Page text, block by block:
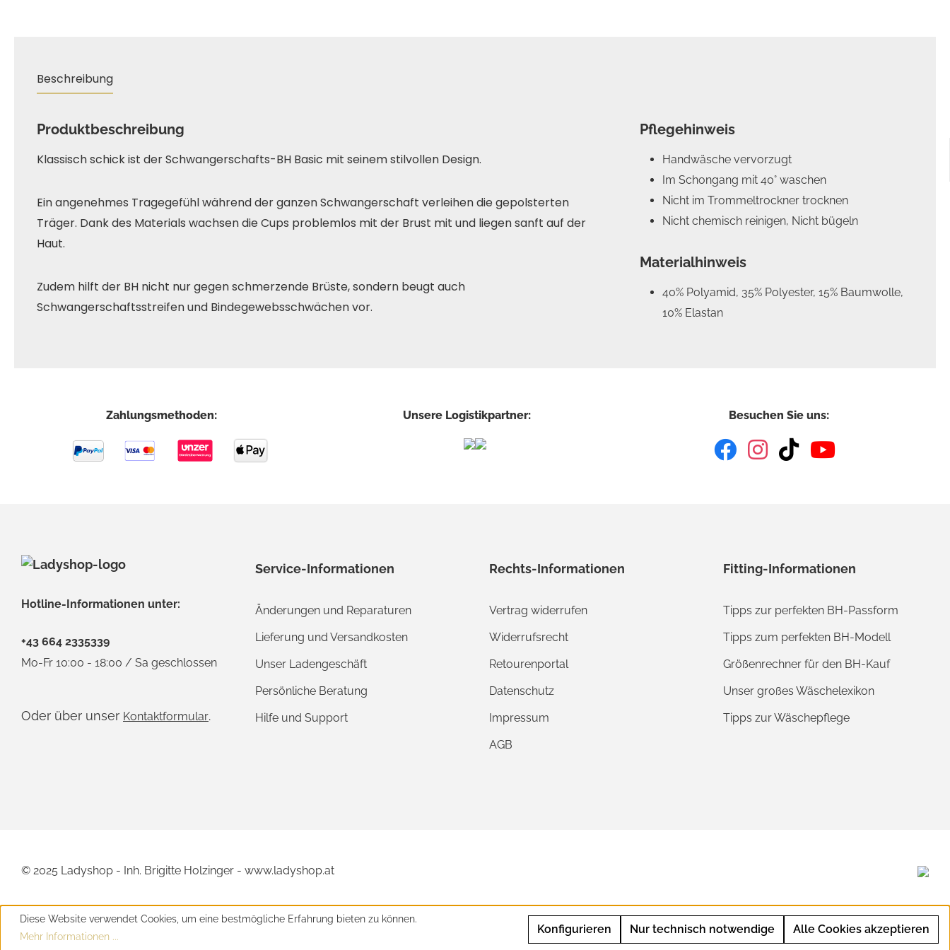
Beschreibung
Produktbeschreibung
Klassisch schick ist der Schwangerschafts-BH Basic mit seinem stilvollen Design.
Ein angenehmes Tragegefühl während der ganzen Schwangerschaft verleihen die gepolsterten
Träger. Dank des Materials wachsen die Cups problemlos mit der Brust mit und liegen sanft auf der
Haut.
Zudem hilft der BH nicht nur gegen schmerzende Brüste, sondern beugt auch
Schwangerschaftsstreifen und Bindegewebsschwächen vor.
Pflegehinweis
Handwäsche vervorzugt
Im Schongang mit 40° waschen
Nicht im Trommeltrockner trocknen
Nicht chemisch reinigen, Nicht bügeln
Materialhinweis
40% Polyamid, 35% Polyester, 15% Baumwolle,
10% Elastan
Zahlungsmethoden: Unsere Logistikpartner: Besuchen Sie uns:
Hotline-Informationen unter:
+43 664 2335339
Mo-Fr 10:00 - 18:00 / Sa geschlossen
Oder über unser Kontaktformular.
Service-Informationen
Änderungen und Reparaturen
Lieferung und Versandkosten
Unser Ladengeschäft
Persönliche Beratung
Hilfe und Support
Rechts-Informationen
Vertrag widerrufen
Widerrufsrecht
Retourenportal
Datenschutz
Impressum
AGB
Fitting-Informationen
Tipps zur perfekten BH-Passform
Tipps zum perfekten BH-Modell
Größenrechner für den BH-Kauf
Unser großes Wäschelexikon
Tipps zur Wäschepflege
© 2025 Ladyshop - Inh. Brigitte Holzinger - www.ladyshop.at
Diese Website verwendet Cookies, um eine bestmögliche Erfahrung bieten zu können.
Mehr Informationen ...
Nur technisch notwendige
Konfigurieren Alle Cookies akzeptieren